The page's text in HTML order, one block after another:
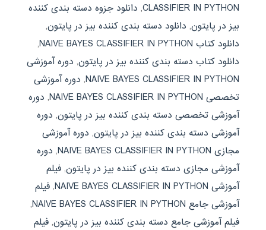
CLASSIFIER IN PYTHON
, دانلود جزوه دسته بندی کننده
بیز در پایتون, دانلود دسته بندی کننده بیز در پایتون,
دانلود کتاب NAIVE BAYES CLASSIFIER IN PYTHON
,
دانلود کتاب دسته بندی کننده بیز در پایتون, دوره آموزشی
NAIVE BAYES CLASSIFIER IN PYTHON
, دوره آموزشی
تخصصی NAIVE BAYES CLASSIFIER IN PYTHON
, دوره
آموزشی تخصصی دسته بندی کننده بیز در پایتون, دوره
آموزشی دسته بندی کننده بیز در پایتون, دوره آموزشی
مجازی NAIVE BAYES CLASSIFIER IN PYTHON
, دوره
آموزشی مجازی دسته بندی کننده بیز در پایتون, فیلم
آموزشی NAIVE BAYES CLASSIFIER IN PYTHON
, فیلم
آموزشی جامع NAIVE BAYES CLASSIFIER IN PYTHON
,
فیلم آموزشی جامع دسته بندی کننده بیز در پایتون, فیلم